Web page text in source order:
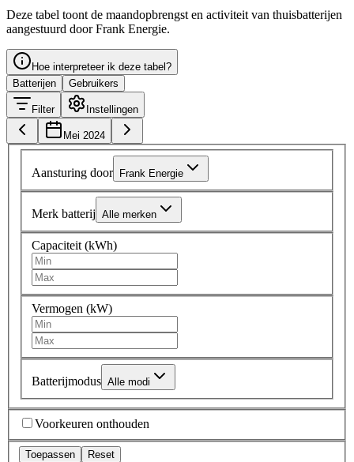
Deze tabel toont de maandopbrengst en activiteit van thuisbatterijen
aangestuurd door Frank Energie.
Hoe interpreteer ik deze tabel?
Batterijen
Gebruikers
Filter Instellingen
Mei 2024
Aansturing door Frank Energie
Merk batterij Alle merken
Capaciteit (kWh)
Vermogen (kW)
Batterijmodus Alle modi
Voorkeuren onthouden
Toepassen Reset